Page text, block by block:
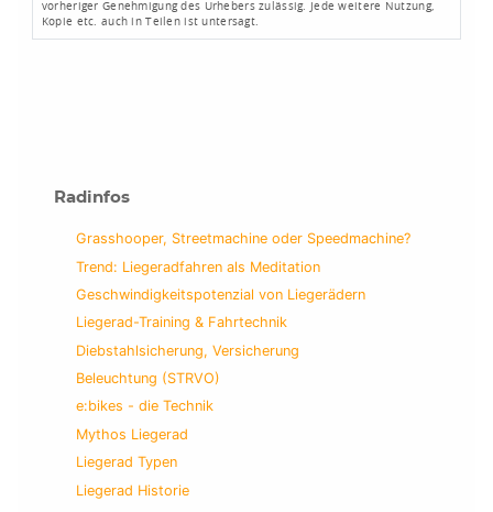
vorheriger Genehmigung des Urhebers zulässig. Jede weitere Nutzung,
Kopie etc. auch in Teilen ist untersagt.
Radinfos
Grasshooper, Streetmachine oder Speedmachine?
Trend: Liegeradfahren als Meditation
Geschwindigkeitspotenzial von Liegerädern
Liegerad-Training & Fahrtechnik
Diebstahlsicherung, Versicherung
Beleuchtung (STRVO)
e:bikes - die Technik
Mythos Liegerad
Liegerad Typen
Liegerad Historie